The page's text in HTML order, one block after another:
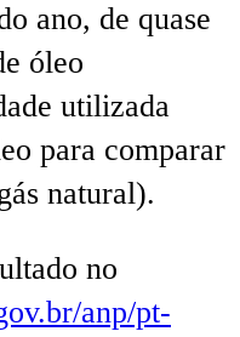
ano, de quase
óleo
utilizada
para comparar
natural).
no
anp/pt-